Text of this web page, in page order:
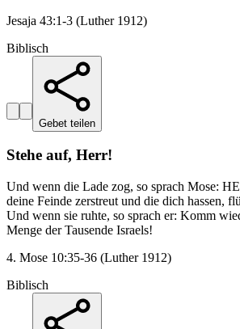
Jesaja 43:1-3 (Luther 1912)
Biblisch
Gebet teilen
Stehe auf, Herr!
Und wenn die Lade zog, so sprach Mose:
deine Feinde zerstreut und die dich hassen,
Und wenn sie ruhte, so sprach er: Komm
Menge der Tausende Israels!
4. Mose 10:35-36 (Luther 1912)
Biblisch